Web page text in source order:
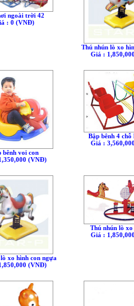
ngoài trời 42
: 0 (VNÐ)
Thú nhún lò xo
Giá :
bênh voi con
(VNÐ)
Bập bênh 4 chỗ
Giá :
xo hình con ngựa
(VNÐ)
Thú nhún lò xo
Giá :